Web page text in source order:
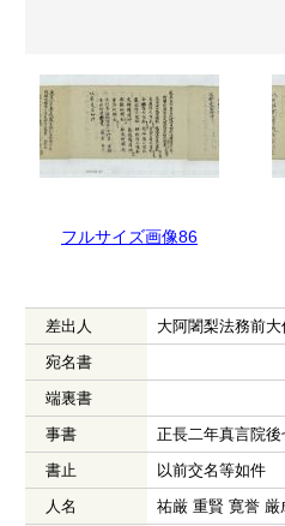
フルサイズ画像86
差出人
大阿闍梨法務前
宛名書
端裏書
事書
正長二年真言院
書止
以前交名等如件
人名
祐厳 重賢 寛誉